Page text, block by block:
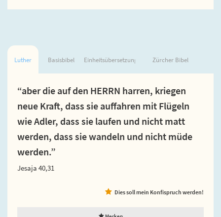
Luther Basisbibel Einheitsübersetzung Zürcher Bibel
“aber die auf den HERRN harren, kriegen
neue Kraft, dass sie auffahren mit Flügeln
wie Adler, dass sie laufen und nicht matt
werden, dass sie wandeln und nicht müde
werden.”
Jesaja 40,31
Dies soll mein Konfispruch werden!